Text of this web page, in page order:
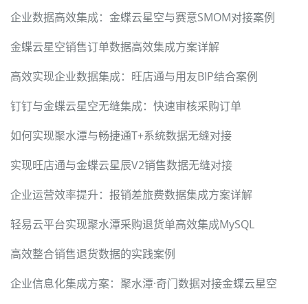
企业数据高效集成：金蝶云星空与赛意SMOM对接案例
金蝶云星空销售订单数据高效集成方案详解
高效实现企业数据集成：旺店通与用友BIP结合案例
钉钉与金蝶云星空无缝集成：快速审核采购订单
如何实现聚水潭与畅捷通T+系统数据无缝对接
实现旺店通与金蝶云星辰V2销售数据无缝对接
企业运营效率提升：报销差旅费数据集成方案详解
轻易云平台实现聚水潭采购退货单高效集成MySQL
高效整合销售退货数据的实践案例
企业信息化集成方案：聚水潭·奇门数据对接金蝶云星空